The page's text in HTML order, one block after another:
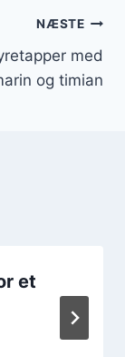
NÆSTE
med
og timian
et